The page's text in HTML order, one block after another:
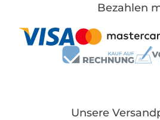
Bezahlen
Unsere